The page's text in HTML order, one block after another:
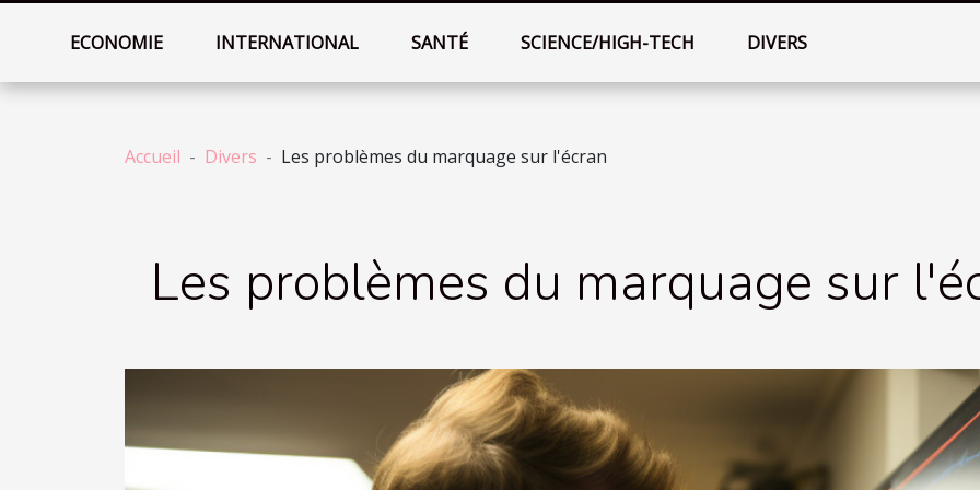
ECONOMIE INTERNATIONAL SANTÉ SCIENCE/HIGH-TECH DIVERS
Accueil Divers Les problèmes du marquage sur l'écran
Les problèmes du marquage sur